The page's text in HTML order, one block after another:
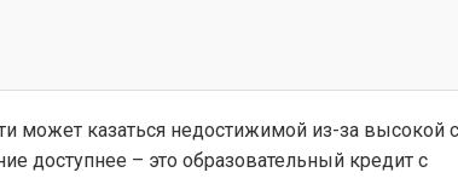
может казаться недостижимой из-за высокой
доступнее – это образовательный кредит с